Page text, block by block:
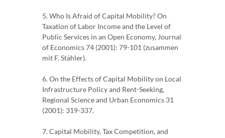
5. Who Is Afraid of Capital Mobility? On
Taxation of Labor Income and the Level of
Public Services in an Open Economy, Journal
of Economics 74 (2001): 79-101 (zusammen
mit F. Stähler).
6. On the Effects of Capital Mobility on Local
Infrastructure Policy and Rent-Seeking,
Regional Science and Urban Economics 31
(2001): 319-337.
7. Capital Mobility, Tax Competition, and